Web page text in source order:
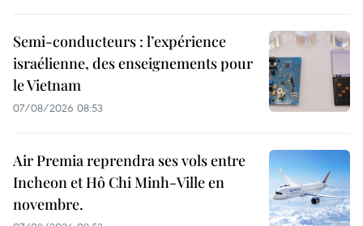
Semi-conducteurs : l’expérience
israélienne, des enseignements pour
le Vietnam
07/08/2026 08:53
Air Premia reprendra ses vols entre
Incheon et Hô Chi Minh-Ville en
novembre.